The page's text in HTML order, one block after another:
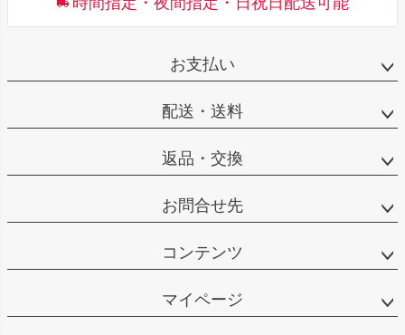
お支払い
配送・送料
返品・交換
お問合せ先
コンテンツ
マイページ